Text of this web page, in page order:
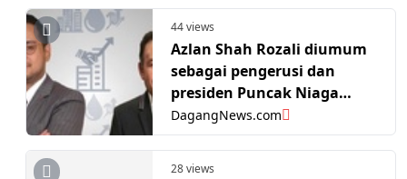
44 views
Azlan Shah Rozali diumum
sebagai pengerusi dan
presiden Puncak Niaga
Holdings Bhd dengan
persaraan Rozali Ismail
DagangNews.com
28 views